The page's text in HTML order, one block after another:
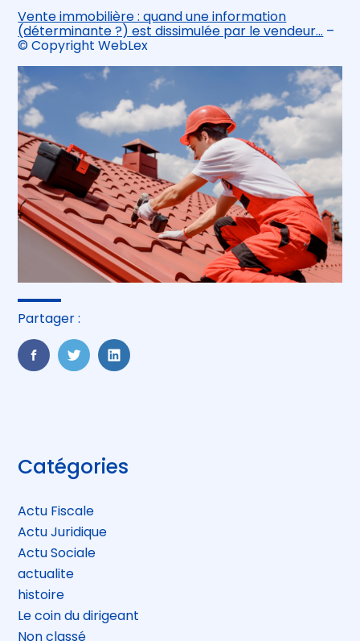
Vente immobilière : quand une information
(déterminante ?) est dissimulée par le vendeur… –
© Copyright WebLex
Partager :
FaceBook
TwitterLinkedIn
Blog
sidebar
Catégories
Actu Fiscale
Actu Juridique
Actu Sociale
actualite
histoire
Le coin du dirigeant
Non classé